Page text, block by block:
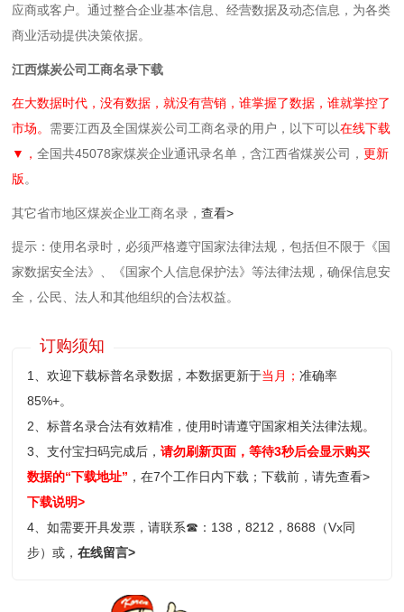
应商或客户。通过整合企业基本信息、经营数据及动态信息，为各类
商业活动提供决策依据。
江西煤炭公司工商名录下载
在大数据时代，没有数据，就没有营销，谁掌握了数据，谁就掌控了
市场。 需要江西及全国煤炭公司工商名录的用户，以下可以在线下载
▼，全国共45078家煤炭企业通讯录名单，含江西省煤炭公司，更新
版。
其它省市地区煤炭企业工商名录，查看>
提示：使用名录时，必须严格遵守国家法律法规，包括但不限于《国
家数据安全法》、《国家个人信息保护法》等‌法律法规，确保信息安
全，公民、法人和其他组织的合法权益。
订购须知
1、欢迎下载标普名录数据，本数据更新于当月；准确率
85%+。
2、标普名录合法有效精准，使用时请遵守国家相关法律法规。
3、支付宝扫码完成后，请勿刷新页面，等待3秒后会显示购买
数据的“下载地址” ，在7个工作日内下载；下载前，请先查看>
下载说明>
4、如需要开具发票，请联系☎ ：138，8212，8688（Vx同
步）或，在线留言>